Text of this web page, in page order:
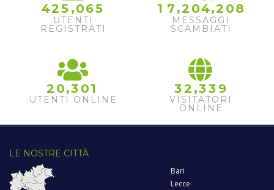
425 ,065
UTENTI
REGISTRATI
1 7 ,2 04,2 08
MESSAGGI
SCAMBIATI
2 0,3 01
UTENTI ONLINE
32 ,33 9
VISITATORI
ONLINE
LE NOSTRE CITTÀ
Bari
Lecce